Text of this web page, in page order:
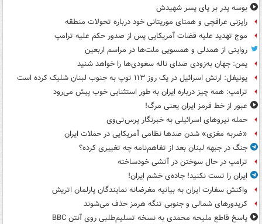
بوسه‌ پدر بر پای پسر شهیدش
رایزنی عراقچی و همتای موریتانی خود درباره تحولات منطقه
موج تهدید علیه قضات آمریکایی پس از صدور حکم علیه ترامپ
روایتی از همدلی و همسویی ملت‌ها در مراسم اربعین
یمن: جهان به‌زودی صدای ناله سعودی‌ها را خواهد شنید
یونیفل: ارتش اسرائیل در یک روز ۱۱۳ توپ به جنوب لبنان شلیک کرده است
ترامپ: همه چیز درباره ایران به طور استثنایی خوب پیش می‌رود
عبور از خط قرمز ایران یعنی مرگ!
حمله نیروهای اسرائیلی به خبرنگار پرس‌تی‌وی
«ضربه مغزی» شدن صدها نظامی آمریکایی در حملات ایران
جنگ در جبهه لبنان بعد از تفاهم‌نامه چه تغییری کرده؟
ترامپ در حال سوختن در آتشی خودساخته
ایران را تست نکنید! جاده‌ی خشم ایران!
واکنش سفارت ایران به بیانیه مغرضانه نمایندگان پارلمان اتریش
کریدورهای شمالی و جنوبی تنگه هرمز حذف می‌شوند
پاسخ قاطع ملیحه محمدی به نسخه تسلیم‌طلبی روی آنتن BBC